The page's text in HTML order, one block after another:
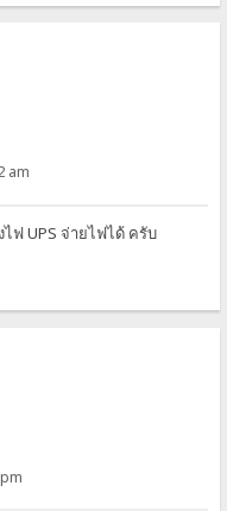
am
ฟ UPS จ่ายไฟได้ ครับ